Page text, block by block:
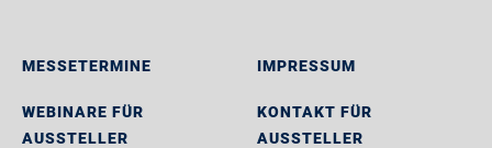
MESSETERMINE
WEBINARE FÜR
AUSSTELLER
IMPRESSUM
KONTAKT FÜR
AUSSTELLER